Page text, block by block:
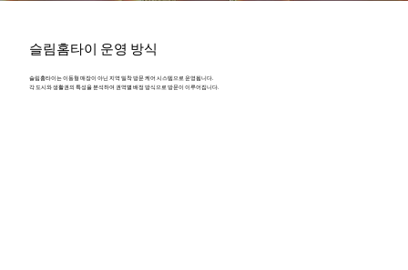
슬림홈타이 운영 방식
슬림홈타이는 이동형 매장이 아닌 지역 밀착 방문 케어 시스템으로 운영됩니다.
각 도시와 생활권의 특성을 분석하여 권역별 배정 방식으로 방문이 이루어집니다.